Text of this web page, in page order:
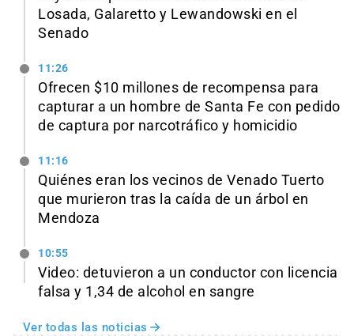
Losada, Galaretto y Lewandowski en el
Senado
11:26
Ofrecen $10 millones de recompensa para
capturar a un hombre de Santa Fe con pedido
de captura por narcotráfico y homicidio
11:16
Quiénes eran los vecinos de Venado Tuerto
que murieron tras la caída de un árbol en
Mendoza
10:55
Video: detuvieron a un conductor con licencia
falsa y 1,34 de alcohol en sangre
Ver todas las noticias